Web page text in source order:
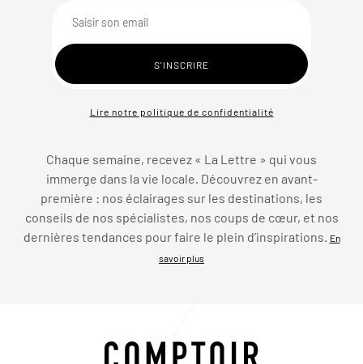
Lire notre politique de confidentialité
Chaque semaine, recevez « La Lettre » qui vous
immerge dans la vie locale. Découvrez en avant-
première : nos éclairages sur les destinations, les
conseils de nos spécialistes, nos coups de cœur, et nos
dernières tendances pour faire le plein d’inspirations.
En
savoir plus